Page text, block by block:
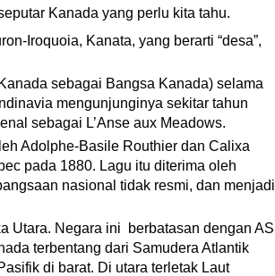
Kanada yang perlu kita tahu.
Iroquoia, Kanata, yang berarti “desa”,
sebagai Bangsa Kanada) selama
mengunjunginya sekitar tahun
sebagai L’Anse aux Meadows.
Adolphe-Basile Routhier dan Calixa
pada 1880. Lagu itu diterima oleh
nasional tidak resmi, dan menjadi
Utara. Negara ini berbatasan dengan AS
terbentang dari Samudera Atlantik
di barat. Di utara terletak Laut